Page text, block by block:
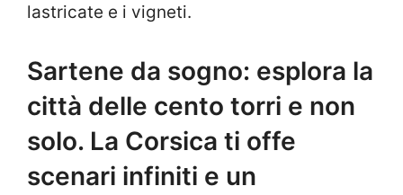
lastricate e i vigneti.
Sartene da sogno: esplora la
città delle cento torri e non
solo. La Corsica ti offe
scenari infiniti e un